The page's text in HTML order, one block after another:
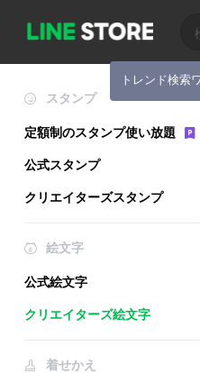
トレンド検索
スタンプ
定額制のスタンプ使い放題
公式スタンプ
クリエイターズスタンプ
絵文字
公式絵文字
クリエイターズ絵文字
着せかえ